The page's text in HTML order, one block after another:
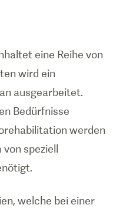
eine Reihe von
wird ein
ausgearbeitet.
Bedürfnisse
werden
speziell
welche bei einer